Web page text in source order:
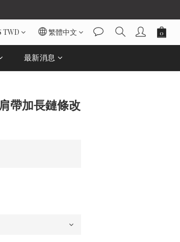
TWD 繁體中文
最新消息
帶加長鏈條改